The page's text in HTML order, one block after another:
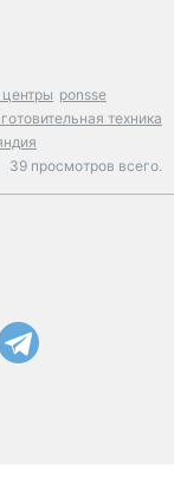
ponsse
техника
39 просмотров всего.